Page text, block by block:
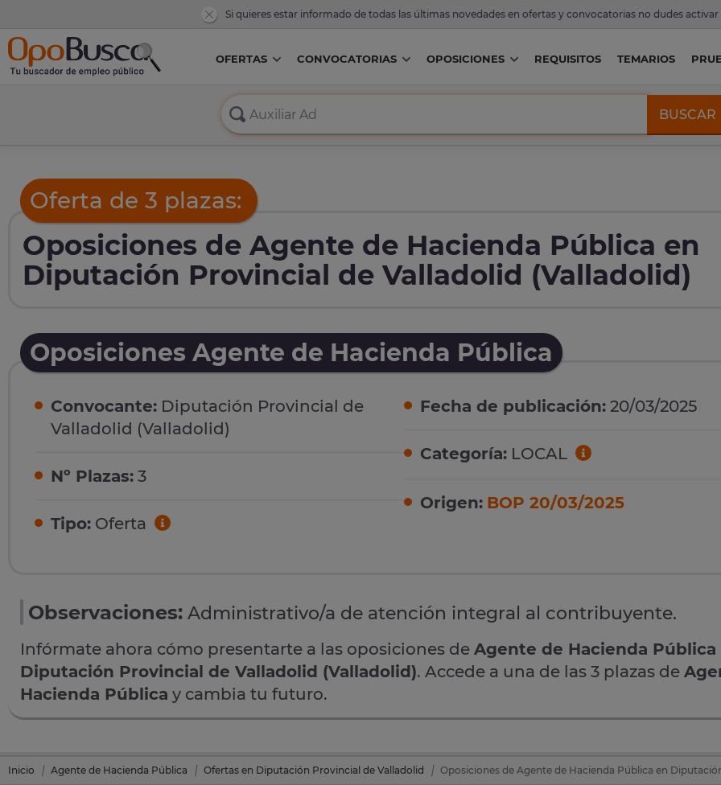
Si quieres estar informado de todas las últimas novedades en ofertas y convocatorias no dudes activar
OFERTAS CONVOCATORIAS OPOSICIONES REQUISITOS TEMARIOS
BUSCAR
Oferta de 3 plazas:
Oposiciones de Agente de Hacienda Pública en
Diputación Provincial de Valladolid (Valladolid)
Oposiciones Agente de Hacienda Pública
Convocante: Diputación Provincial de
Valladolid (Valladolid)
Nº Plazas: 3
Tipo: Oferta
Fecha de publicación: 20/03/2025
Categoría: LOCAL
Origen: BOP 20/03/2025
Observaciones: Administrativo/a de atención integral al contribuyente.
Infórmate ahora cómo presentarte a las oposiciones de Agente de Hacienda Pública
Diputación Provincial de Valladolid (Valladolid). Accede a una de las 3 plazas de
Hacienda Pública y cambia tu futuro.
Inicio Agente de Hacienda Pública Ofertas en Diputación Provincial de Valladolid Oposiciones de Agente de Hacienda Pública en